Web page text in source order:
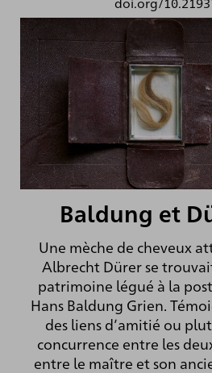
Baldung et
Une mèche de cheveux
Albrecht Dürer se
patrimoine légué à la
Hans Baldung Grien.
des liens d’amitié ou
concurrence entre les
entre le maître et son